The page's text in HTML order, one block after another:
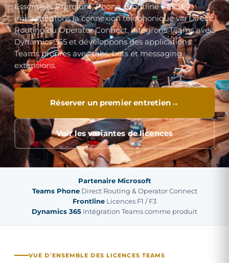
Essentials, Premium, Phone, Frontline F1/F3),
implementons la connexion téléphonique via Direct
Routing ou Operator Connect, intégrons Teams avec
Dynamics 365 et développons des applications
Teams propres avec tabs, bots et messaging
extensions.
Réserver un premier entretien
Voir les variantes de licences
Partenaire Microsoft
Teams PhoneDirect Routing & Operator Connect
Frontline Licences F1 / F3
Dynamics 365 Intégration Teams comme produit
VUE D'ENSEMBLE DES LICENCES TEAMS